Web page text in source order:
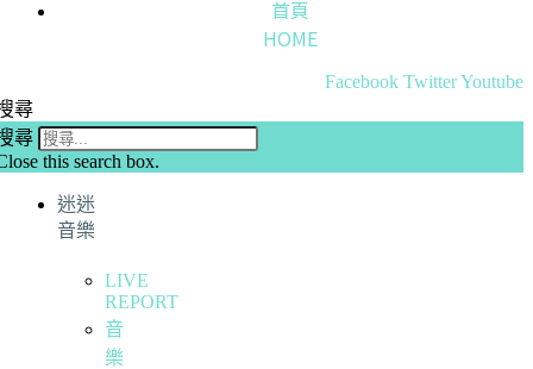
首頁
HOME
Facebook TwitterYoutube
尋
尋
this search box.
迷迷
音樂
LIVE
REPORT
音
樂